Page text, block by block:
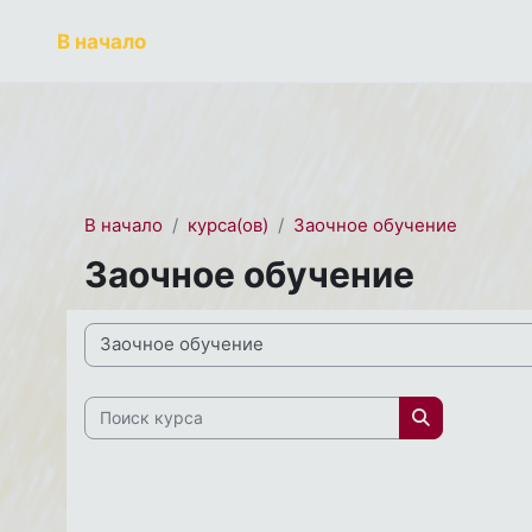
СЭО 2.0
В начало
В начало курса(ов) Заочное обучение
Заочное обучение
Направления и профили подготовки
Поиск курса
Поиск курса